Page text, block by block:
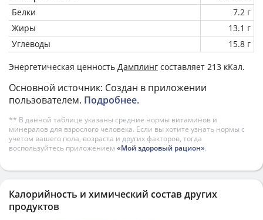
Белки
7.2 г
Жиры
13.1 г
Углеводы
15.8 г
Энергетическая ценность Дамплинг составляет 213 кКал.
Основной источник: Создан в приложении
пользователем. Подробнее.
** В данной таблице указаны средние нормы витаминов и
минералов для взрослого человека. Если вы хотите узнать нормы с
учетом вашего пола, возраста и других факторов, тогда
воспользуйтесь приложением «Мой здоровый рацион».
Калорийность и химический состав других
продуктов